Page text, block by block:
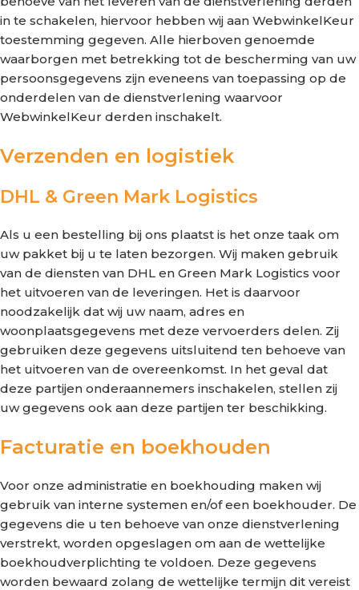
in te schakelen, hiervoor hebben wij aan WebwinkelKeur
toestemming gegeven. Alle hierboven genoemde
waarborgen met betrekking tot de bescherming van uw
persoonsgegevens zijn eveneens van toepassing op de
onderdelen van de dienstverlening waarvoor
WebwinkelKeur derden inschakelt.
Verzenden en logistiek
DHL & Green Mark Logistics
Als u een bestelling bij ons plaatst is het onze taak om
uw pakket bij u te laten bezorgen. Wij maken gebruik
van de diensten van DHL en Green Mark Logistics voor
het uitvoeren van de leveringen. Het is daarvoor
noodzakelijk dat wij uw naam, adres en
woonplaatsgegevens met deze vervoerders delen. Zij
gebruiken deze gegevens uitsluitend ten behoeve van
het uitvoeren van de overeenkomst. In het geval dat
deze partijen onderaannemers inschakelen, stellen zij
uw gegevens ook aan deze partijen ter beschikking.
Facturatie en boekhouden
Voor onze administratie en boekhouding maken wij
gebruik van interne systemen en/of een boekhouder. De
gegevens die u ten behoeve van onze dienstverlening
verstrekt, worden opgeslagen om aan de wettelijke
boekhoudverplichting te voldoen. Deze gegevens
worden bewaard zolang de wettelijke termijn dit vereist